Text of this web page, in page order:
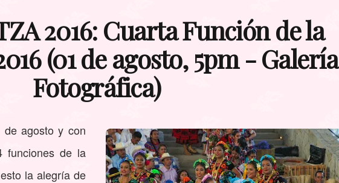
2016: Cuarta Función de la
(01 de agosto, 5pm - Galería
Fotográfica)
agosto y con
funciones de la
la alegría de